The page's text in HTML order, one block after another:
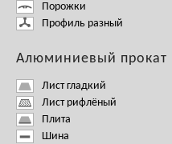
Порожки
Профиль разный
Алюминиевый прокат
Лист гладкий
Лист рифлёный
Плита
Шина